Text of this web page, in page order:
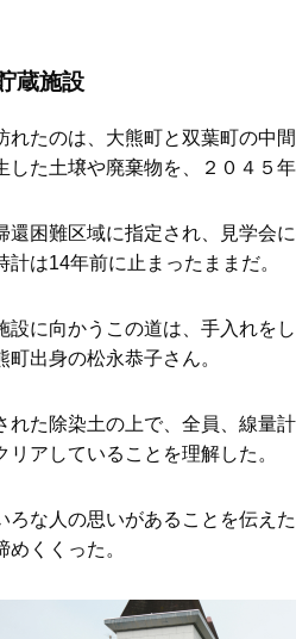
蔵施設
れたのは、大熊町と双葉町の中
した土壌や廃棄物を、２０４５
還困難区域に指定され、見学会
計は14年前に止まったままだ。
設に向かうこの道は、手入れを
町出身の松永恭子さん。
れた除染土の上で、全員、線量
リアしていることを理解した。
ろな人の思いがあることを伝え
めくくった。